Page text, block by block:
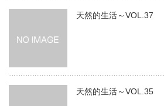
天然的生活～VOL.37
天然的生活～VOL.35